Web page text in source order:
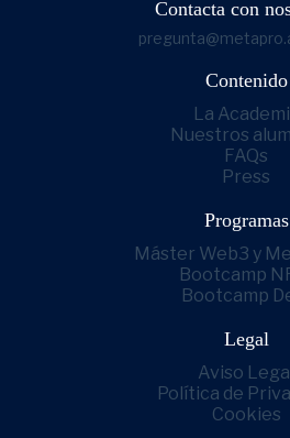
Contacta con
Contenido
La
Nuestros
FAQs
Press
Programas
Máster Web3 y
Bootcamp
Bootcamp
Legal
Aviso Legal
Política de
Cookies